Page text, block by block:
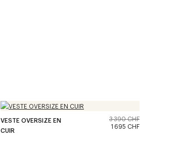
VESTE OVERSIZE EN
CUIR
3 390 CHF
1 695 CHF